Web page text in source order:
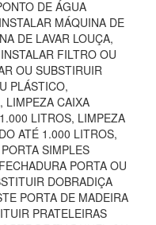
DE ÁGUA
MÁQUINA DE
DE LAVAR LOUÇA,
FILTRO OU
OU SUBSTIRUIR
PLÁSTICO,
LIMPEZA CAIXA
LITROS, LIMPEZA
ATÉ 1.000 LITROS,
SIMPLES
PORTA OU
DOBRADIÇA
PORTA DE MADEIRA
PRATELEIRAS